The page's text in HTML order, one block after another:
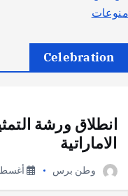
منوعات
Celebration
انطلاق ورشة
الاماراتية
وطن برس أغسطس 5,